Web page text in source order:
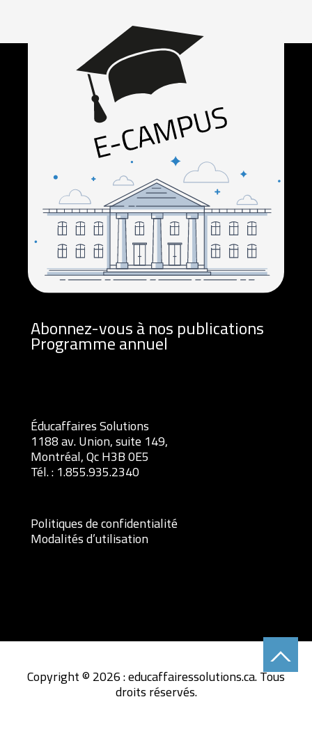
Abonnez-vous à nos publications
Programme annuel
Éducaffaires Solutions
1188 av. Union, suite 149,
Montréal, Qc H3B 0E5
Tél. :1.855.935.2340
Politiques de confidentialité
Modalités d’utilisation
Copyright © 2026 : educaffairessolutions.ca. Tous
droits réservés.